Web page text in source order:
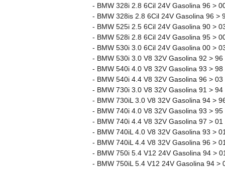
- BMW 328i 2.8 6Cil 24V Gasolina 96 >
- BMW 328is 2.8 6Cil 24V Gasolina 96 >
- BMW 525i 2.5 6Cil 24V Gasolina 90 >
- BMW 528i 2.8 6Cil 24V Gasolina 95 >
- BMW 530i 3.0 6Cil 24V Gasolina 00 >
- BMW 530i 3.0 V8 32V Gasolina 92 > 96
- BMW 540i 4.0 V8 32V Gasolina 93 > 98
- BMW 540i 4.4 V8 32V Gasolina 96 > 03
- BMW 730i 3.0 V8 32V Gasolina 91 > 94
- BMW 730iL 3.0 V8 32V Gasolina 94 >
- BMW 740i 4.0 V8 32V Gasolina 93 > 95
- BMW 740i 4.4 V8 32V Gasolina 97 > 01
- BMW 740iL 4.0 V8 32V Gasolina 93 >
- BMW 740iL 4.4 V8 32V Gasolina 96 >
- BMW 750i 5.4 V12 24V Gasolina 94 >
- BMW 750iL 5.4 V12 24V Gasolina 94 >